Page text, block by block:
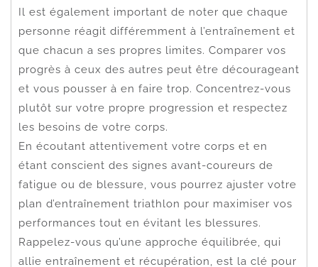
Il est également important de noter que chaque
personne réagit différemment à l’entraînement et
que chacun a ses propres limites. Comparer vos
progrès à ceux des autres peut être décourageant
et vous pousser à en faire trop. Concentrez-vous
plutôt sur votre propre progression et respectez
les besoins de votre corps.
En écoutant attentivement votre corps et en
étant conscient des signes avant-coureurs de
fatigue ou de blessure, vous pourrez ajuster votre
plan d’entraînement triathlon pour maximiser vos
performances tout en évitant les blessures.
Rappelez-vous qu’une approche équilibrée, qui
allie entraînement et récupération, est la clé pour